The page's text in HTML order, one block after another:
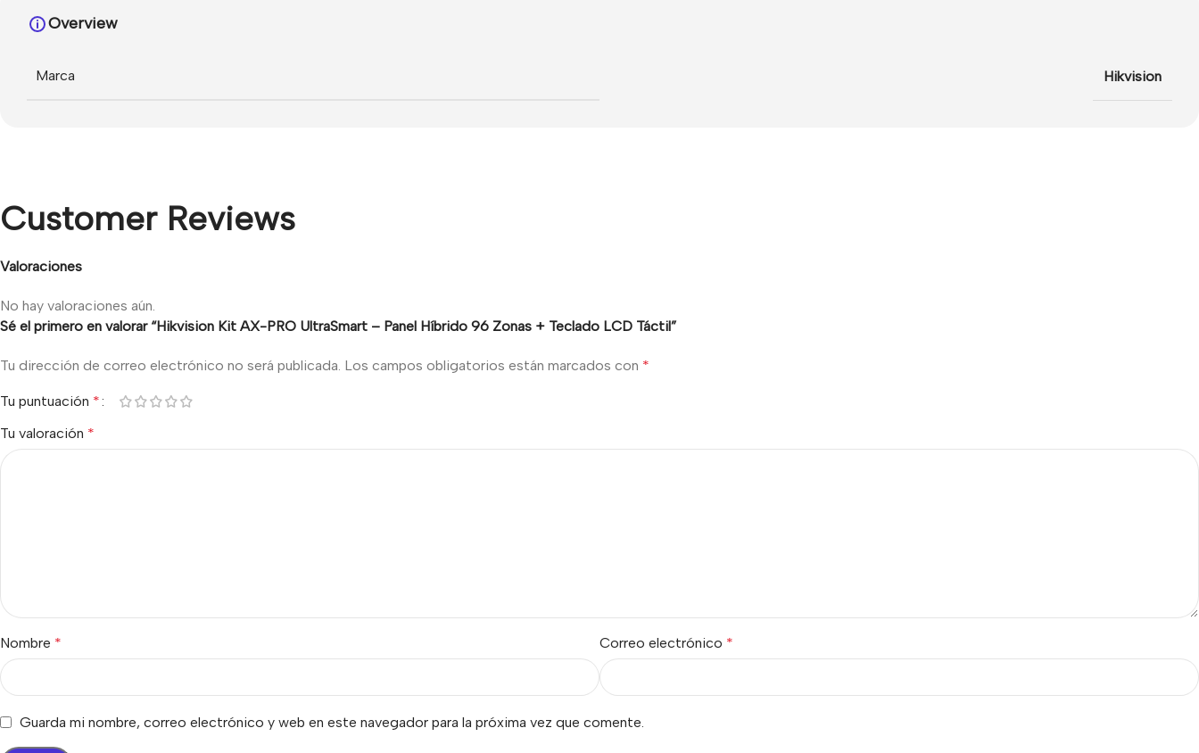
Overview
Marca Hikvision
Customer Reviews
Valoraciones
No hay valoraciones aún.
Sé el primero en valorar “Hikvision Kit AX-PRO UltraSmart – Panel Híbrido 96 Zonas + Teclado LCD Táctil”
Tu dirección de correo electrónico no será publicada. Los campos obligatorios están marcados con *
Tu puntuación *
Tu valoración *
Nombre * Correo electrónico *
Guarda mi nombre, correo electrónico y web en este navegador para la próxima vez que comente.